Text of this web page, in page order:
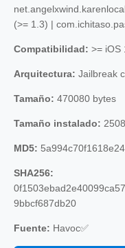
(>= 1.3) |
Compatibilidad: >= iOS
Arquitectura: Jailbreak
Tamaño: 470080 bytes
Tamaño instalado: 2508
MD5:
SHA256:
9bbcf687db20
Fuente: Havoc✅